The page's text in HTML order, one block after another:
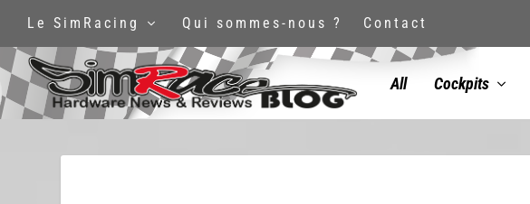
Le SimRacing Qui sommes-nous ? Contact
All Cockpits